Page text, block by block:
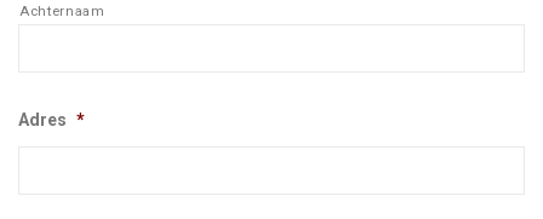
Achternaam
Adres *